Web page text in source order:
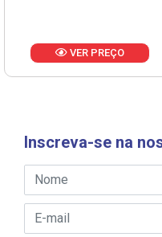
VER PREÇO
Inscreva-se na